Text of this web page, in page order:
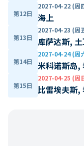
第12日
2027-04-22 (周
海上
第13日
2027-04-23 (周
库萨达斯,
第14日
2027-04-24 (周
米科诺斯岛,
第15日
2027-04-25 (周
比雷埃夫斯,